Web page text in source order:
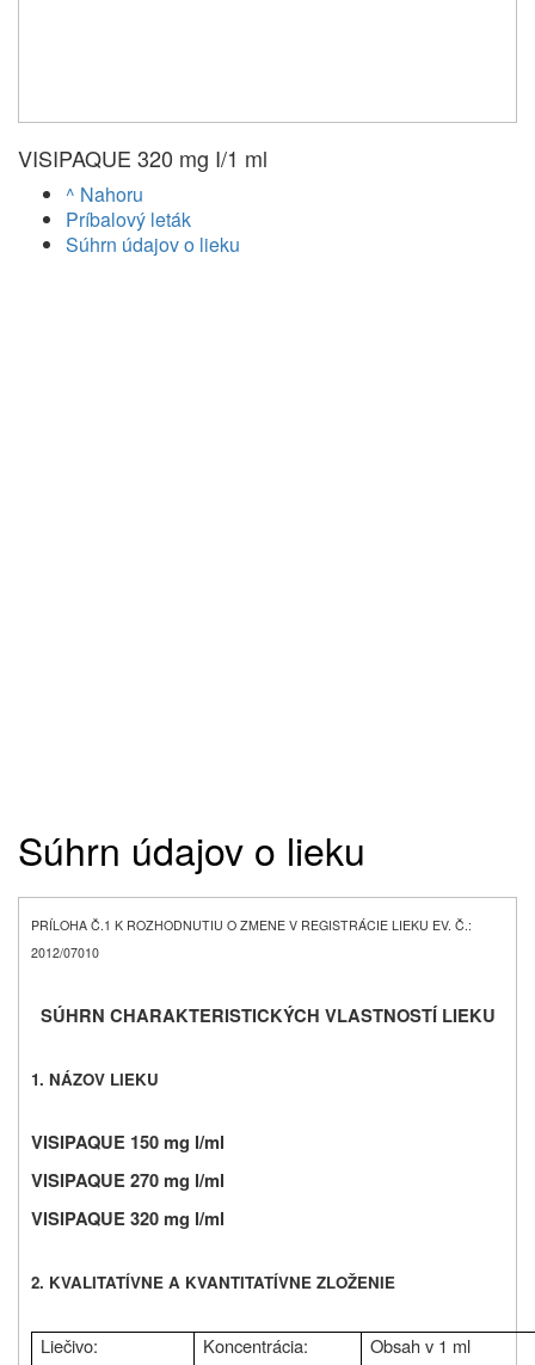
VISIPAQUE 320 mg I/1 ml
^ Nahoru
Príbalový leták
Súhrn údajov o lieku
Súhrn údajov o lieku
PRÍLOHA Č.1 K ROZHODNUTIU O ZMENE V REGISTRÁCIE LIEKU EV. Č.:
2012/07010
SÚHRN CHARAKTERISTICKÝCH VLASTNOSTÍ LIEKU
1. NÁZOV LIEKU
VISIPAQUE 150 mg l/ml
VISIPAQUE 270 mg l/ml
VISIPAQUE 320 mg l/ml
2. KVALITATÍVNE A KVANTITATÍVNE ZLOŽENIE
Liečivo: Koncentrácia:
Obsah v 1 ml